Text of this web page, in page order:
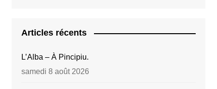
Articles récents
L’Alba – À Pincipiu.
samedi 8 août 2026